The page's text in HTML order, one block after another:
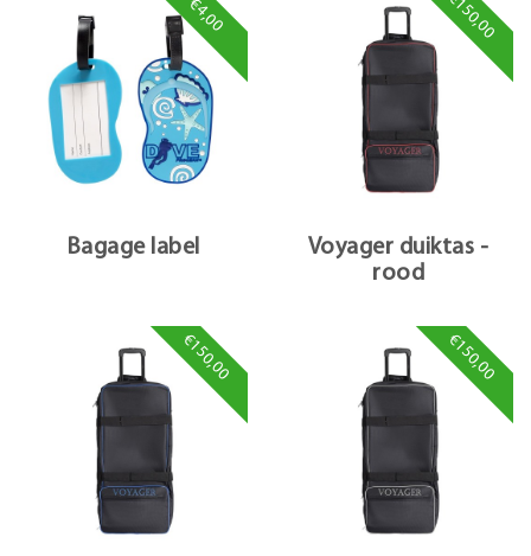
€4,00
Bagage label
€150,00
Voyager duiktas -
rood
€150,00 €150,00